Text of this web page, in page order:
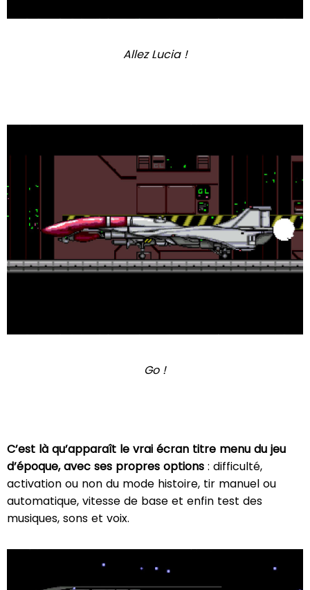
Allez Lucia !
Go !
C’est là qu’apparaît le vrai écran titre menu du jeu
d’époque, avec ses propres options : difficulté,
activation ou non du mode histoire, tir manuel ou
automatique, vitesse de base et enfin test des
musiques, sons et voix.